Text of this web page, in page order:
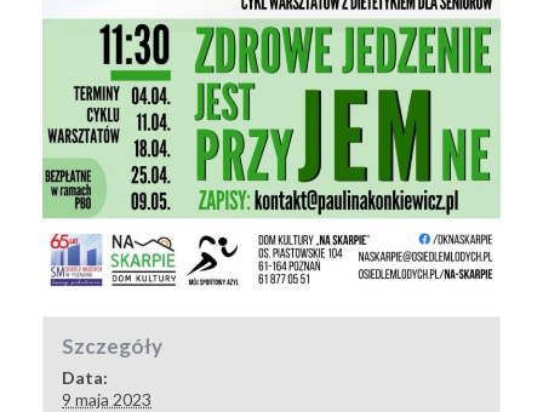
Szczegóły
Data:
9 maja 2023